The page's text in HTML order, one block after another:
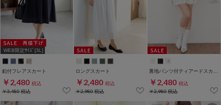
WEB限定ｻｲｽﾞ[3L]
釦付フレアスカート
￥2,480 税込
￥3,480税込
ロングスカート
￥2,480 税込
￥2,980税込
裏地パンツ付ティアードスカート
￥2,480 税込
￥2,980税込